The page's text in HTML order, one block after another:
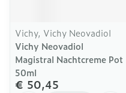
Vichy, Vichy Neovadiol
Vichy Neovadiol
Magistral Nachtcreme Pot
50ml
€ 50,45